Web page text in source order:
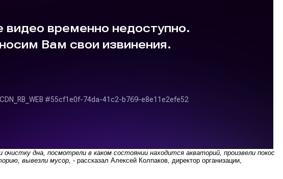
дна, посмотрели в каком состоянии находится акваторий, произвели покос
вывезли мусор, - рассказал Алексей Колпаков, директор организации,